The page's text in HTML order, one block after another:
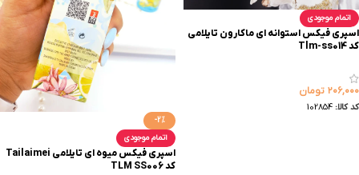
اتمام موجودی
اسپری فیکس استوانه ای ماکارون تایلامی
کد Tlm-ss014
۲۰۶,۰۰۰ تومان
کد کالا: 102854
-2%
اتمام موجودی
اسپری فیکس میوه ای تایلامی Tailaimei
کد TLM SS006